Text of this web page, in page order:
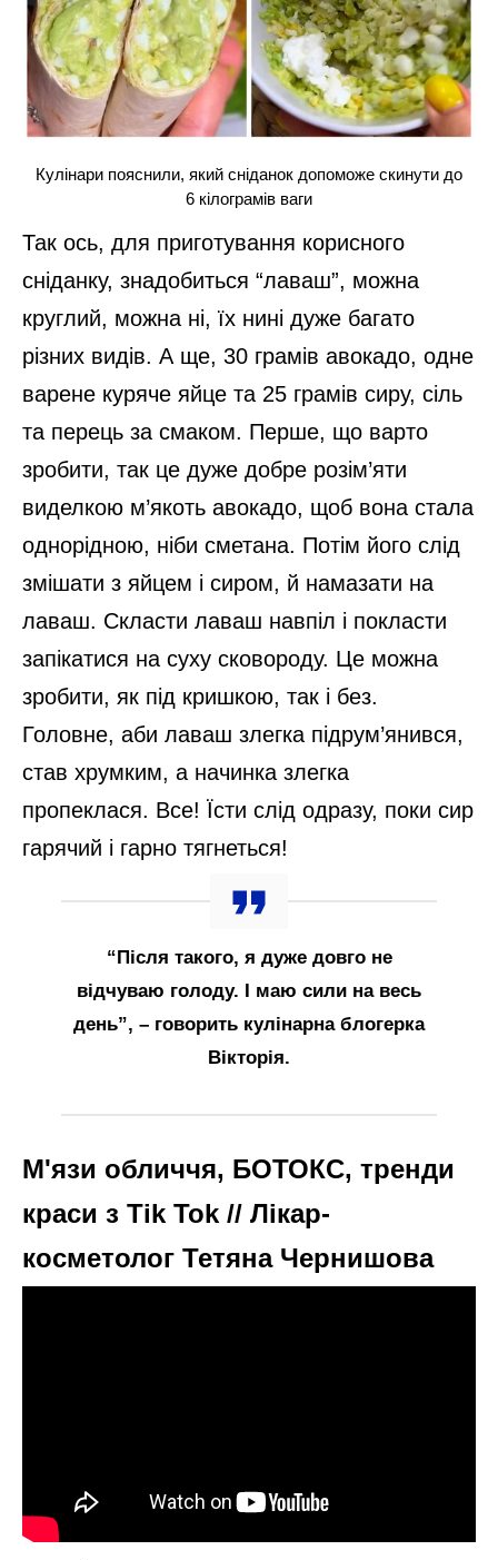
Кулінари пояснили, який сніданок допоможе скинути до
6 кілограмів ваги
Так ось, для приготування корисного
сніданку, знадобиться “лаваш”, можна
круглий, можна ні, їх нині дуже багато
різних видів. А ще, 30 грамів авокадо, одне
варене куряче яйце та 25 грамів сиру, сіль
та перець за смаком. Перше, що варто
зробити, так це дуже добре розім’яти
виделкою м’якоть авокадо, щоб вона стала
однорідною, ніби сметана. Потім його слід
змішати з яйцем і сиром, й намазати на
лаваш. Скласти лаваш навпіл і покласти
запікатися на суху сковороду. Це можна
зробити, як під кришкою, так і без.
Головне, аби лаваш злегка підрум’янився,
став хрумким, а начинка злегка
пропеклася. Все! Їсти слід одразу, поки сир
гарячий і гарно тягнеться!
“Після такого, я дуже довго не
відчуваю голоду. І маю сили на весь
день”, – говорить кулінарна блогерка
Вікторія.
М'язи обличчя, БОТОКС, тренди
краси з Tik Tok // Лікар-
косметолог Тетяна Чернишова